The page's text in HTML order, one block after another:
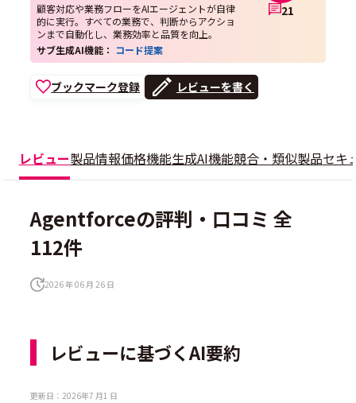
顧客対応や業務フローをAIエージェントが自律
的に実行。すべての業務で、判断からアクショ
ンまで自動化し、業務効率と品質を向上。
21
サブ生成AI機能： コード提案
ブックマーク登録 レビューを書く
レビュー製品情報価格機能生成AI機能競合・類似製品セキ
Agentforceの評判・口コミ 全
112件
2026 年 06 月 26 日
レビューに基づくAI要約
更新日：2026年7 月1 日